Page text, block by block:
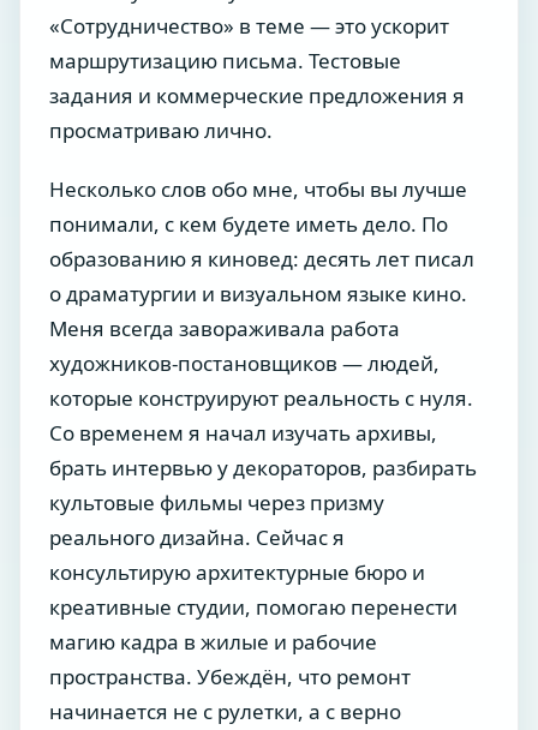
«Сотрудничество» в теме — это ускорит
маршрутизацию письма. Тестовые
задания и коммерческие предложения я
просматриваю лично.
Несколько слов обо мне, чтобы вы лучше
понимали, с кем будете иметь дело. По
образованию я киновед: десять лет писал
о драматургии и визуальном языке кино.
Меня всегда завораживала работа
художников-постановщиков — людей,
которые конструируют реальность с нуля.
Со временем я начал изучать архивы,
брать интервью у декораторов, разбирать
культовые фильмы через призму
реального дизайна. Сейчас я
консультирую архитектурные бюро и
креативные студии, помогаю перенести
магию кадра в жилые и рабочие
пространства. Убеждён, что ремонт
начинается не с рулетки, а с верно